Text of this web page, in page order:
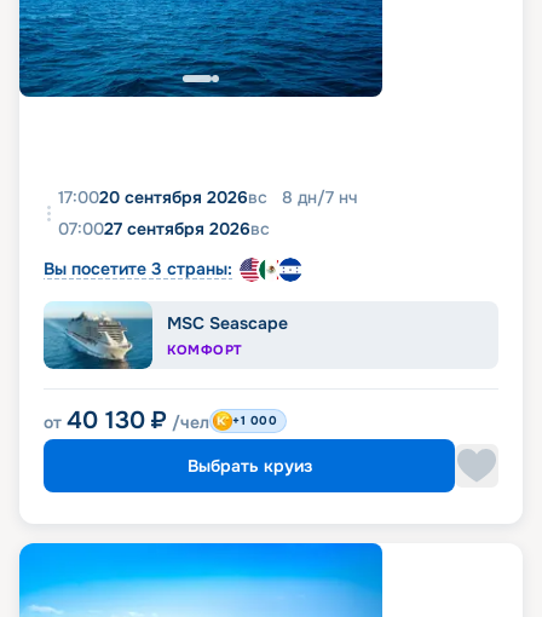
17:0020 сентября 2026вс 8 дн/7 нч
07:0027 сентября 2026вс
Вы посетите 3 страны:
MSC Seascape
КОМФОРТ
от 40 130 ₽ /чел +1 000
Выбрать круиз